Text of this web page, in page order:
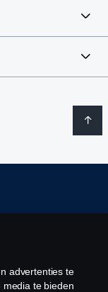
advertenties te
media te bieden